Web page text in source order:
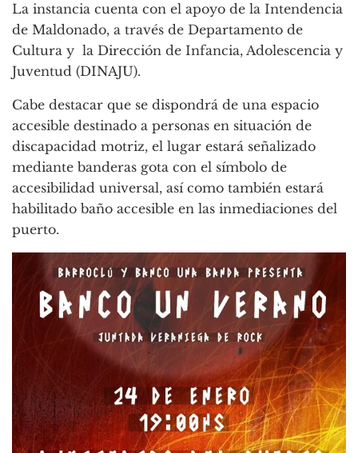
La instancia cuenta con el apoyo de la Intendencia
de Maldonado, a través de Departamento de
Cultura y la Dirección de Infancia, Adolescencia y
Juventud (DINAJU).
Cabe destacar que se dispondrá de una espacio
accesible destinado a personas en situación de
discapacidad motriz, el lugar estará señalizado
mediante banderas gota con el símbolo de
accesibilidad universal, así como también estará
habilitado baño accesible en las inmediaciones del
puerto.